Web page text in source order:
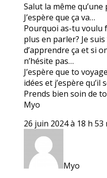
Salut la même
J’espère que ça va…
Pourquoi as-tu voulu
plus en parler? Je
d’apprendre ça et si
n’hésite pas…
J’espère que to
idées et j’espère qu’il
Prends bien soin de
Myo
26 juin 2024 à 18 h 53
Myo